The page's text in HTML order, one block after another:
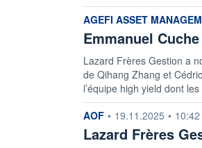
information fournie par
AGEFI ASSET
Emmanuel
Lazard Frères Gestion a
de Qihang Zhang et
l’équipe high yield dont
information fournie par
AOF • 19.11.2025 • 10:42
Lazard Frères